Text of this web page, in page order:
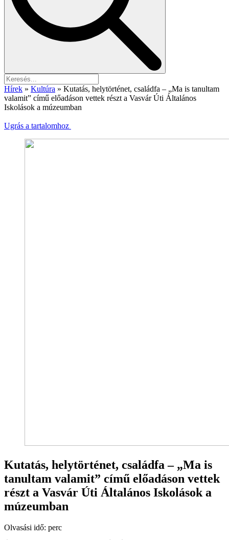
Hírek » Kultúra » Kutatás, helytörténet, családfa – „Ma is tanultam
valamit” című előadáson vettek részt a Vasvár Úti Általános
Iskolások a múzeumban
Ugrás a tartalomhoz
Kutatás, helytörténet, családfa – „Ma is
tanultam valamit” című előadáson vettek
részt a Vasvár Úti Általános Iskolások a
múzeumban
Olvasási idő: perc